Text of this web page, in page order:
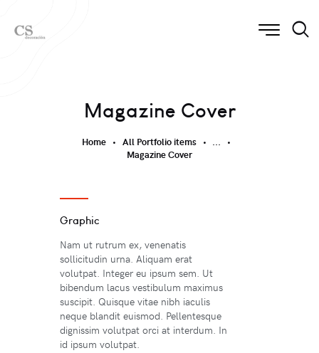
Magazine Cover
Home All Portfolio items
...
Magazine Cover
Graphic
Nam ut rutrum ex, venenatis
sollicitudin urna. Aliquam erat
volutpat. Integer eu ipsum sem. Ut
bibendum lacus vestibulum maximus
suscipit. Quisque vitae nibh iaculis
neque blandit euismod. Pellentesque
dignissim volutpat orci at interdum. In
id ipsum volutpat.